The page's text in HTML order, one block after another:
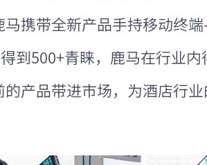
马携带全新产品手持移动终
到500+青睐，鹿马在行业
的产品带进市场，为酒店行